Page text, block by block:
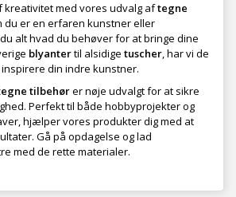
kreativitet med vores udvalg aftegne
du er en erfaren kunstner eller
alt hvad du behøver for at bringe dine
blyantertil alsidige tuscher, har vi de
din indre kunstner.
tilbehører nøje udvalgt for at sikre
Perfekt til både hobbyprojekter og
hjælper vores produkter dig med at
Gå på opdagelse og lad
med de rette materialer.